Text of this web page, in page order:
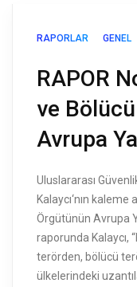
RAPORLAR GENEL
RAPOR
ve
Avrupa
Uluslararası
Kalaycı‘nın
Örgütünün Avrupa
raporunda Kalaycı,
terörden, bölücü
ülkelerindeki